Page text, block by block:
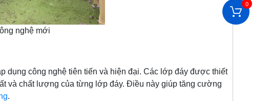
nghệ mới
công nghệ tiên tiến và hiện đại. Các lớp đáy được thiết
và chất lượng của từng lớp đáy. Điều này giúp tăng cường
.
0